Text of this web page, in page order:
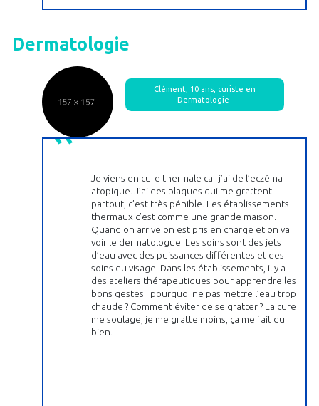
Dermatologie
Clément, 10 ans, curiste en
Dermatologie
Je viens en cure thermale car j’ai de l’eczéma
atopique. J’ai des plaques qui me grattent
partout, c’est très pénible. Les établissements
thermaux c’est comme une grande maison.
Quand on arrive on est pris en charge et on va
voir le dermatologue. Les soins sont des jets
d’eau avec des puissances différentes et des
soins du visage. Dans les établissements, il y a
des ateliers thérapeutiques pour apprendre les
bons gestes : pourquoi ne pas mettre l’eau trop
chaude ? Comment éviter de se gratter ? La cure
me soulage, je me gratte moins, ça me fait du
bien.